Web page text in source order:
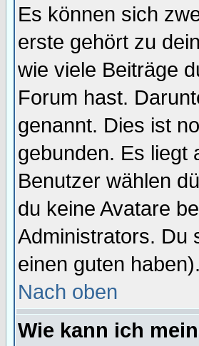
Es können sich
erste gehört zu
wie viele Beiträge
Forum hast.
genannt. Dies ist
gebunden. Es liegt
Benutzer wählen
du keine Avatare
Administrators. Du
einen guten haben).
Nach oben
Wie kann ich